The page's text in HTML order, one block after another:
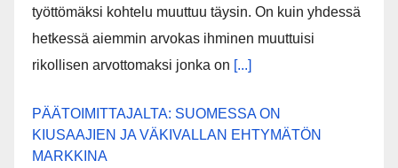
työttömäksi kohtelu muuttuu täysin. On kuin yhdessä
hetkessä aiemmin arvokas ihminen muuttuisi
rikollisen arvottomaksi jonka on [...]
PÄÄTOIMITTAJALTA: SUOMESSA ON
KIUSAAJIEN JA VÄKIVALLAN EHTYMÄTÖN
MARKKINA